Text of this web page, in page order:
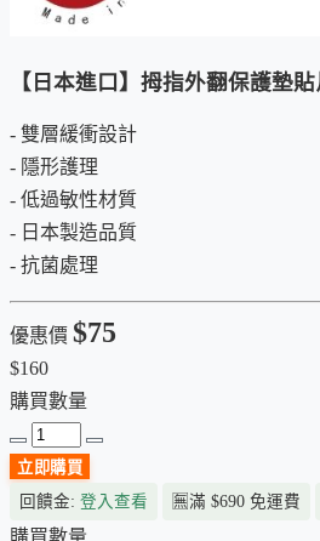
【日本進口】拇指外翻保護墊貼
- 雙層緩衝設計
- 隱形護理
- 低過敏性材質
- 日本製造品質
- 抗菌處理
優惠價 $75
$160
購買數量
立即購買
回饋金: 登入查看 🈚滿 $690 免運費
購買數量